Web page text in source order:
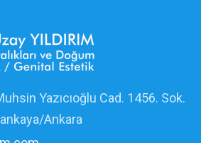
Yazıcıoğlu Cad. 1456. Sok.
Ankara